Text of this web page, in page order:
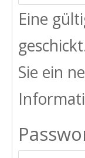
Eine
Sie ein